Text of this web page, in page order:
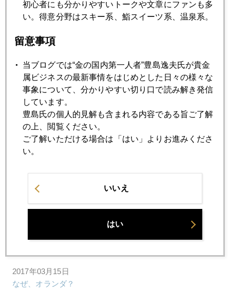
2017年03月23日
トランプ大統領の規制緩和
2017年03月22日
市場を覆う３つの要因
2017年03月21日
星野真里さんと金対談
トランプ予算案発表、セサミストリート存続の危機？
2017年03月15日
なぜ、オランダ？
初心者にも分かりやすいトークや文章にファンも多
い。得意分野はスキー系、鮨スイーツ系、温泉系。
留意事項
当ブログでは“金の国内第一人者”豊島逸夫氏が貴金
属ビジネスの最新事情をはじめとした日々の様々な
事象について、分かりやすい切り口で読み解き発信
しています。
豊島氏の個人的見解も含まれる内容である旨ご了解
の上、閲覧ください。
ご了解いただける場合は「はい」よりお進みくださ
い。
いいえ
はい